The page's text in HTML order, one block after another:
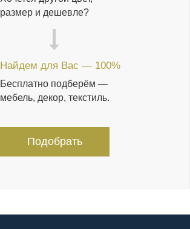
размер и дешевле?
Найдем для Вас — 100%
Бесплатно подберём —
мебель, декор, текстиль.
Подобрать